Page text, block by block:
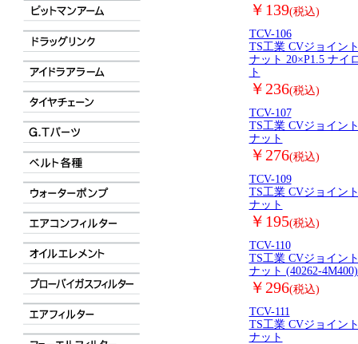
￥139(税込)
TCV-106
TS工業 CVジョイン
ナット 20×P1.5 ナイ
ト
￥236(税込)
TCV-107
TS工業 CVジョイン
ナット
￥276(税込)
TCV-109
TS工業 CVジョイン
ナット
￥195(税込)
TCV-110
TS工業 CVジョイン
ナット (40262-
￥296(税込)
TCV-111
TS工業 CVジョイン
ナット